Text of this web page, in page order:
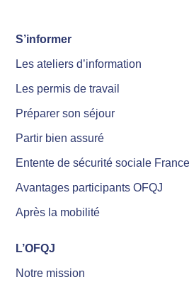
S’informer
Les ateliers d’information
Les permis de travail
Préparer son séjour
Partir bien assuré
Entente de sécurité sociale
Avantages participants OFQJ
Après la mobilité
L’OFQJ
Notre mission